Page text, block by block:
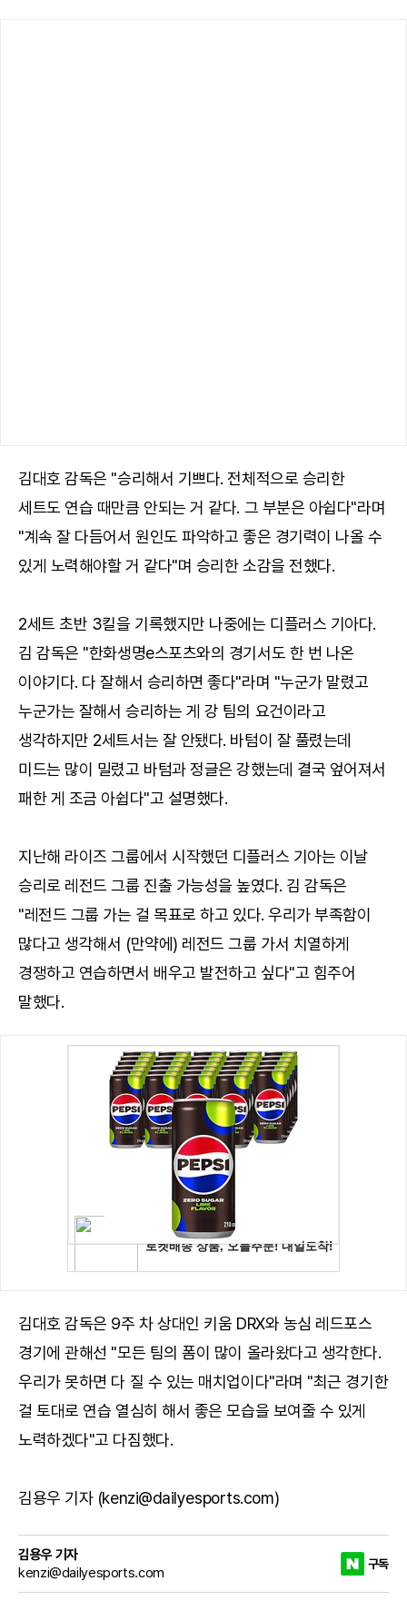
김대호 감독은 "승리해서 기쁘다. 전체적으로 승리한
세트도 연습 때만큼 안되는 거 같다. 그 부분은 아쉽다"라며
"계속 잘 다듬어서 원인도 파악하고 좋은 경기력이 나올 수
있게 노력해야할 거 같다"며 승리한 소감을 전했다.
2세트 초반 3킬을 기록했지만 나중에는 디플러스 기아다.
김 감독은 "한화생명e스포츠와의 경기서도 한 번 나온
이야기다. 다 잘해서 승리하면 좋다"라며 "누군가 말렸고
누군가는 잘해서 승리하는 게 강 팀의 요건이라고
생각하지만 2세트서는 잘 안됐다. 바텀이 잘 풀렸는데
미드는 많이 밀렸고 바텀과 정글은 강했는데 결국 엎어져서
패한 게 조금 아쉽다"고 설명했다.
지난해 라이즈 그룹에서 시작했던 디플러스 기아는 이날
승리로 레전드 그룹 진출 가능성을 높였다. 김 감독은
"레전드 그룹 가는 걸 목표로 하고 있다. 우리가 부족함이
많다고 생각해서 (만약에) 레전드 그룹 가서 치열하게
경쟁하고 연습하면서 배우고 발전하고 싶다"고 힘주어
말했다.
김대호 감독은 9주 차 상대인 키움 DRX와 농심 레드포스
경기에 관해선 "모든 팀의 폼이 많이 올라왔다고 생각한다.
우리가 못하면 다 질 수 있는 매치업이다"라며 "최근 경기한
걸 토대로 연습 열심히 해서 좋은 모습을 보여줄 수 있게
노력하겠다"고 다짐했다.
김용우 기자 (kenzi@dailyesports.com)
김용우 기자
kenzi@dailyesports.com
구독